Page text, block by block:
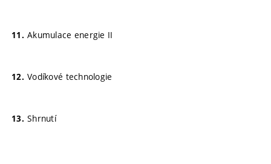
Akumulace energie II
Vodíkové technologie
Shrnutí